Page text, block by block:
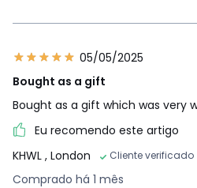
05/05/2025
Bought as a gift
Bought as a gift which was very
Eu recomendo este artigo
KHWL , London Cliente verificado
Comprado há 1 mês